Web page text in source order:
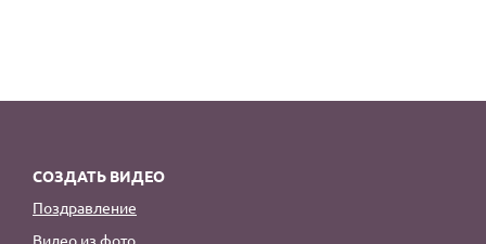
СОЗДАТЬ ВИДЕО
Поздравление
Видео из фото